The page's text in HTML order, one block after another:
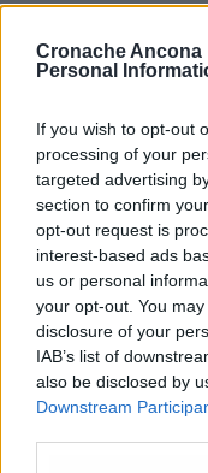
Cronache Ancona
Personal
If you wish to opt-out
processing of your
targeted advertising
section to confirm
opt-out request is
interest-based ads
us or personal
your opt-out. You
disclosure of your
IAB’s list of
also be disclosed by
Downstream
«Le nostre
Avitabile,
tracciamento
subito
campagna di
Confartigianato.
pronte per
disponibilità
somministrare,
funzione dal
terminata la
prevista. La
Confartigianato
aggiunto –